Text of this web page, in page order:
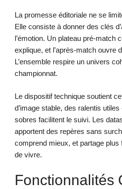
La promesse éditoriale ne se
Elle consiste à donner des clés
l’émotion. Un plateau pré-match
explique, et l’après-match ouvre
L’ensemble respire un univers
championnat.
Le dispositif technique soutient
d’image stable, des ralentis
sobres facilitent le suivi. Les
apportent des repères sans
comprend mieux, et partage plus
de vivre.
Fonctionnalités